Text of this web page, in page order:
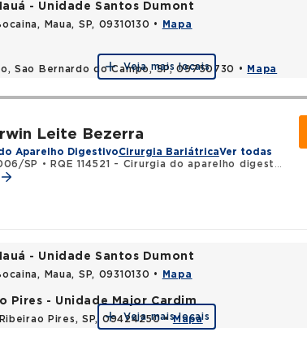
- Unidade Santos Dumont
Maua, SP, 09310130 • Mapa
Sao Bernardo do Campo, SP, 09750730 • Mapa
Veja mais locais
Leite Bezerra
Aparelho DigestivoCirurgia BariátricaVer todas
SP
• RQE 114521 - Cirurgia do aparelho digestivo
- Unidade Santos Dumont
Maua, SP, 09310130 • Mapa
Pires - Unidade Major Cardim
Pires, SP, 09424250 •Mapa
Veja mais locais